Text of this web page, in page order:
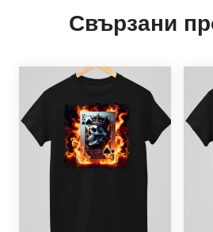
Свързани